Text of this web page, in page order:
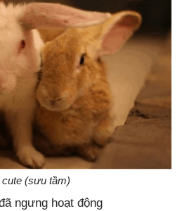
cute (sưu tầm)
ngưng hoạt động